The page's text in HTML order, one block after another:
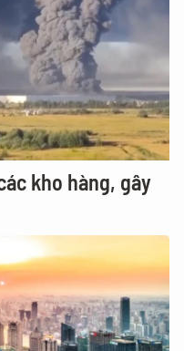
kho hàng, gây